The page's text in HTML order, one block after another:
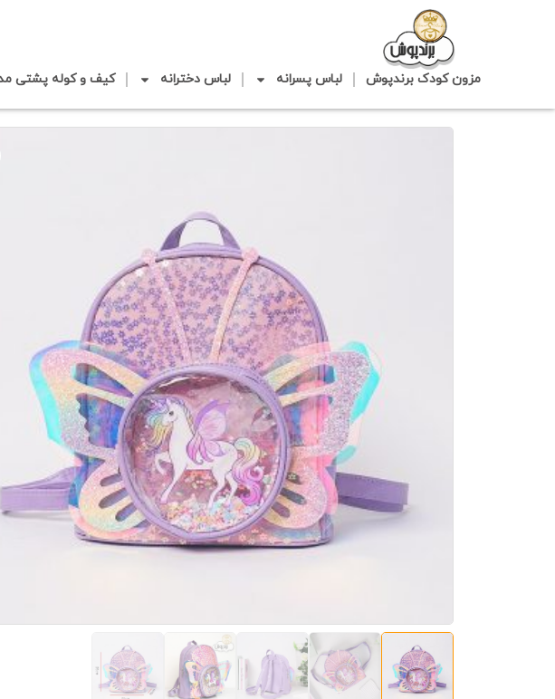
مزون کودک برندپوش لباس پسرانه لباس دخترانه کیف و کوله پشتی